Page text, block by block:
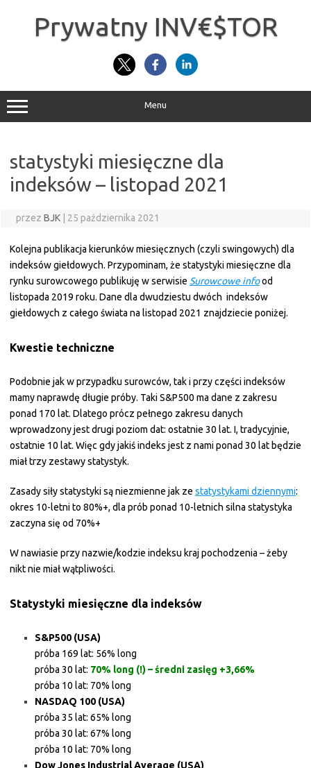
Prywatny INV€$TOR
Menu
statystyki miesięczne dla
indeksów – listopad 2021
przez BJK 25 października 2021
Kolejna publikacja kierunków miesięcznych (czyli swingowych) dla
indeksów giełdowych. Przypominam, że statystyki miesięczne dla
rynku surowcowego publikuję w serwisie Surowcowe infood
listopada 2019 roku. Dane dla dwudziestu dwóch indeksów
giełdowych z całego świata na listopad 2021 znajdziecie poniżej.
Kwestie techniczne
Podobnie jak w przypadku surowców, tak i przy części indeksów
mamy naprawdę długie próby. Taki S&P500 ma dane z zakresu
ponad 170 lat. Dlatego prócz pełnego zakresu danych
wprowadzony jest drugi poziom dat: ostatnie 30 lat. I, tradycyjnie,
ostatnie 10 lat. Więc gdy jakiś indeks jest z nami ponad 30 lat będzie
miał trzy zestawy statystyk.
Zasady siły statystyki są niezmienne jak ze statystykami dziennymi:
okres 10-letni to 80%+, dla prób ponad 10-letnich silna statystyka
zaczyna się od 70%+
W nawiasie przy nazwie/kodzie indeksu kraj pochodzenia – żeby
nikt nie miał wątpliwości.
Statystyki miesięczne dla indeksów
S&P500 (USA)
próba 169 lat: 56% long
próba 30 lat: 70% long (!) – średni zasięg +3,66%
próba 10 lat: 70% long
NASDAQ 100 (USA)
próba 35 lat: 65% long
próba 30 lat: 67% long
próba 10 lat: 70% long
Dow Jones Industrial Average (USA)